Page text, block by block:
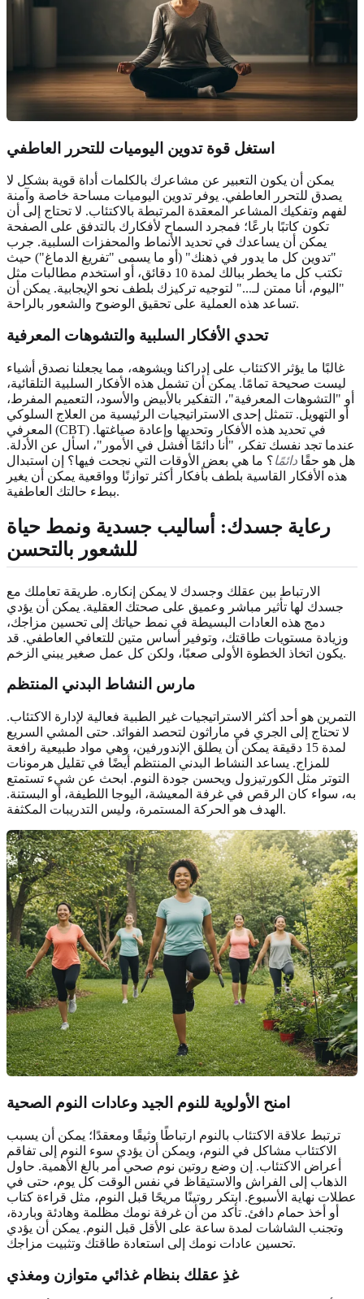
استغل قوة تدوين اليوميات للتحرر العاطفي
يمكن أن يكون التعبير عن مشاعرك بالكلمات أداة قوية بشكل لا
يصدق للتحرر العاطفي. يوفر تدوين اليوميات مساحة خاصة وآمنة
لفهم وتفكيك المشاعر المعقدة المرتبطة بالاكتئاب. لا تحتاج إلى أن
تكون كاتبًا بارعًا؛ فمجرد السماح لأفكارك بالتدفق على الصفحة
يمكن أن يساعدك في تحديد الأنماط والمحفزات السلبية. جرب
"تدوين كل ما يدور في ذهنك" (أو ما يسمى "تفريغ الدماغ") حيث
تكتب كل ما يخطر ببالك لمدة 10 دقائق، أو استخدم مطالبات مثل
"اليوم، أنا ممتن لـ..." لتوجيه تركيزك بلطف نحو الإيجابية. يمكن أن
تساعد هذه العملية على تحقيق الوضوح والشعور بالراحة.
تحدي الأفكار السلبية والتشوهات المعرفية
غالبًا ما يؤثر الاكتئاب على إدراكنا ويشوهه، مما يجعلنا نصدق أشياء
ليست صحيحة تمامًا. يمكن أن تشمل هذه الأفكار السلبية التلقائية،
أو "التشوهات المعرفية"، التفكير بالأبيض والأسود، التعميم المفرط،
أو التهويل. تتمثل إحدى الاستراتيجيات الرئيسية من العلاج السلوكي
المعرفي (CBT) في تحديد هذه الأفكار وتحديها وإعادة صياغتها.
عندما تجد نفسك تفكر، "أنا دائمًا أفشل في الأمور"، اسأل عن الأدلة.
هل هو حقًا دائمًا؟ ما هي بعض الأوقات التي نجحت فيها؟ إن استبدال
هذه الأفكار القاسية بلطف بأفكار أكثر توازنًا وواقعية يمكن أن يغير
ببطء حالتك العاطفية.
رعاية جسدك: أساليب جسدية ونمط حياة
للشعور بالتحسن
الارتباط بين عقلك وجسدك لا يمكن إنكاره. طريقة تعاملك مع
جسدك لها تأثير مباشر وعميق على صحتك العقلية. يمكن أن يؤدي
دمج هذه العادات البسيطة في نمط حياتك إلى تحسين مزاجك،
وزيادة مستويات طاقتك، وتوفير أساس متين للتعافي العاطفي. قد
يكون اتخاذ الخطوة الأولى صعبًا، ولكن كل عمل صغير يبني الزخم.
مارس النشاط البدني المنتظم
التمرين هو أحد أكثر الاستراتيجيات غير الطبية فعالية لإدارة الاكتئاب.
لا تحتاج إلى الجري في ماراثون لتحصد الفوائد. حتى المشي السريع
لمدة 15 دقيقة يمكن أن يطلق الإندورفين، وهي مواد طبيعية رافعة
للمزاج. يساعد النشاط البدني المنتظم أيضًا في تقليل هرمونات
التوتر مثل الكورتيزول ويحسن جودة النوم. ابحث عن شيء تستمتع
به، سواء كان الرقص في غرفة المعيشة، اليوجا اللطيفة، أو البستنة.
الهدف هو الحركة المستمرة، وليس التدريبات المكثفة.
امنح الأولوية للنوم الجيد وعادات النوم الصحية
ترتبط علاقة الاكتئاب بالنوم ارتباطًا وثيقًا ومعقدًا؛ يمكن أن يسبب
الاكتئاب مشاكل في النوم، ويمكن أن يؤدي سوء النوم إلى تفاقم
أعراض الاكتئاب. إن وضع روتين نوم صحي أمر بالغ الأهمية. حاول
الذهاب إلى الفراش والاستيقاظ في نفس الوقت كل يوم، حتى في
عطلات نهاية الأسبوع. ابتكر روتينًا مريحًا قبل النوم، مثل قراءة كتاب
أو أخذ حمام دافئ. تأكد من أن غرفة نومك مظلمة وهادئة وباردة،
وتجنب الشاشات لمدة ساعة على الأقل قبل النوم. يمكن أن يؤدي
تحسين عادات نومك إلى استعادة طاقتك وتثبيت مزاجك.
غذِ عقلك بنظام غذائي متوازن ومغذي